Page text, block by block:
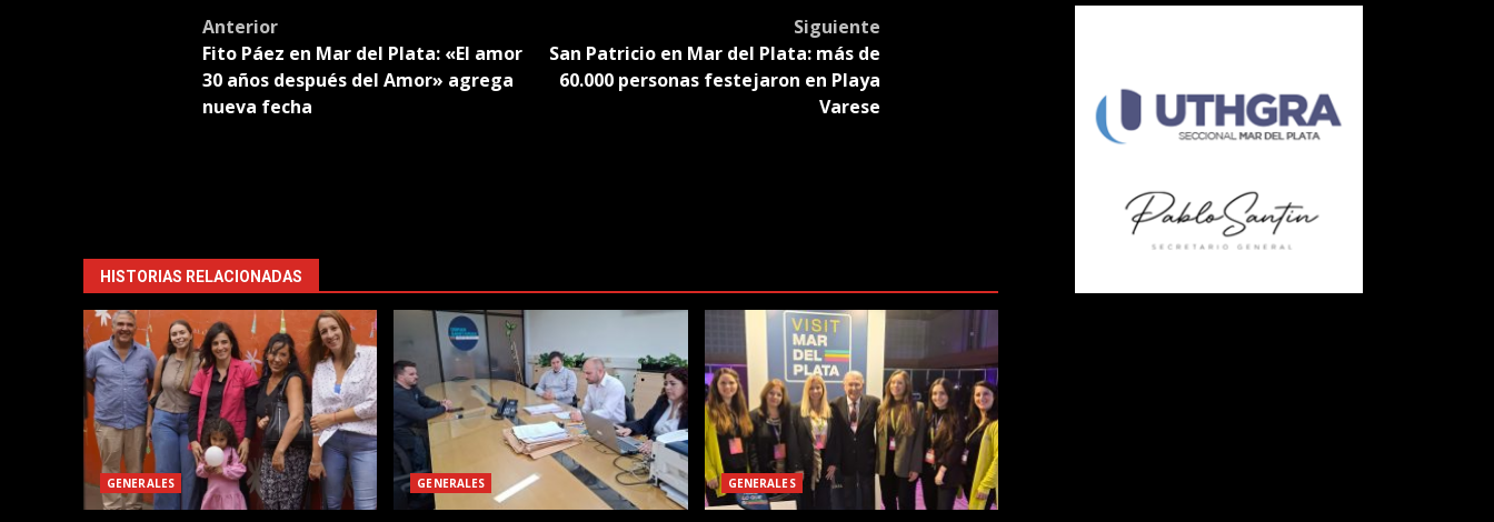
Post
navigation
Anterior
Fito Páez en Mar del Plata: «El amor
30 años después del Amor» agrega
nueva fecha
Siguiente
San Patricio en Mar del Plata: más de
60.000 personas festejaron en Playa
Varese
HISTORIAS RELACIONADAS
GENERALES GENERALES GENERALES